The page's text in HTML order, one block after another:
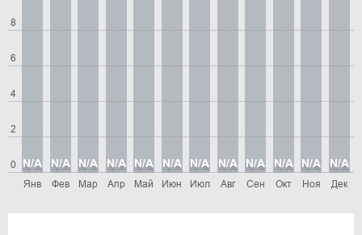
0
2
4
6
8
Янв
N/A
Фев
N/A
Мар
N/A
Апр
N/A
Май
N/A
Июн
N/A
Июл
N/A
Авг
N/A
Сен
N/A
Окт
N/A
Ноя
N/A
Дек
N/A